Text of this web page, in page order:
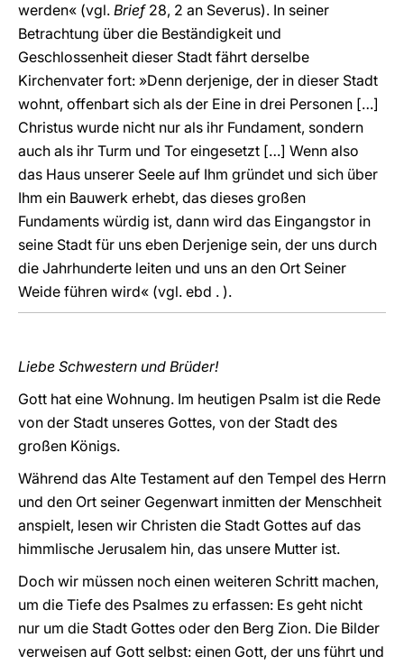
werden« (vgl. Brief28, 2 an Severus). In seiner
Betrachtung über die Beständigkeit und
Geschlossenheit dieser Stadt fährt derselbe
Kirchenvater fort: »Denn derjenige, der in dieser Stadt
wohnt, offenbart sich als der Eine in drei Personen […]
Christus wurde nicht nur als ihr Fundament, sondern
auch als ihr Turm und Tor eingesetzt […] Wenn also
das Haus unserer Seele auf Ihm gründet und sich über
Ihm ein Bauwerk erhebt, das dieses großen
Fundaments würdig ist, dann wird das Eingangstor in
seine Stadt für uns eben Derjenige sein, der uns durch
die Jahrhunderte leiten und uns an den Ort Seiner
Weide führen wird« (vgl. ebd . ).
Liebe Schwestern und Brüder!
Gott hat eine Wohnung. Im heutigen Psalm ist die Rede
von der Stadt unseres Gottes, von der Stadt des
großen Königs.
Während das Alte Testament auf den Tempel des Herrn
und den Ort seiner Gegenwart inmitten der Menschheit
anspielt, lesen wir Christen die Stadt Gottes auf das
himmlische Jerusalem hin, das unsere Mutter ist.
Doch wir müssen noch einen weiteren Schritt machen,
um die Tiefe des Psalmes zu erfassen: Es geht nicht
nur um die Stadt Gottes oder den Berg Zion. Die Bilder
verweisen auf Gott selbst: einen Gott, der uns führt und